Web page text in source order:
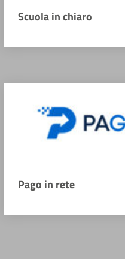
Scuola in chiaro
Pago in rete